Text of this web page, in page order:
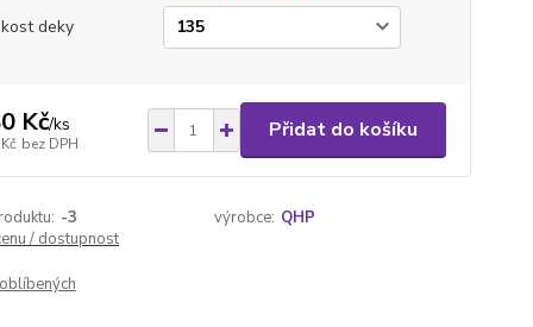
deky
Kč/ks
bez DPH
Přidat do košíku
-3 výrobce: QHP
/ dostupnost